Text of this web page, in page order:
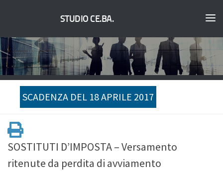
STUDIO CE.BA.
SCADENZA DEL 18 APRILE 2017
SOSTITUTI D’IMPOSTA – Versamento
ritenute da perdita di avviamento